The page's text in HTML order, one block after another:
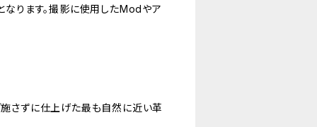
ります。撮影に使用したModやア
さずに仕上げた最も自然に近い革